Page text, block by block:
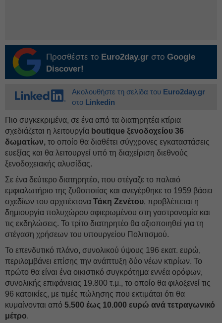
Προσθέστε το Euro2day.gr στο Google
Discover!
Ακολουθήστε τη σελίδα του Euro2day.gr
στο Linkedin
Πιο συγκεκριμένα, σε ένα από τα διατηρητέα κτίρια
σχεδιάζεται η λειτουργία boutique ξενοδοχείου 36
δωματίων, το οποίο θα διαθέτει σύγχρονες εγκαταστάσεις
ευεξίας και θα λειτουργεί υπό τη διαχείριση διεθνούς
ξενοδοχειακής αλυσίδας.
Σε ένα δεύτερο διατηρητέο, που στέγαζε το παλαιό
εμφιαλωτήριο της ζυθοποιίας και ανεγέρθηκε το 1959 βάσει
σχεδίων του αρχιτέκτονα Τάκη Ζενέτου, προβλέπεται η
δημιουργία πολυχώρου αφιερωμένου στη γαστρονομία και
τις εκδηλώσεις. Το τρίτο διατηρητέο θα αξιοποιηθεί για τη
στέγαση χρήσεων του υπουργείου Πολιτισμού.
Το επενδυτικό πλάνο, συνολικού ύψους 196 εκατ. ευρώ,
περιλαμβάνει επίσης την ανάπτυξη δύο νέων κτιρίων. Το
πρώτο θα είναι ένα οικιστικό συγκρότημα εννέα ορόφων,
συνολικής επιφάνειας 19.800 τ.μ., το οποίο θα φιλοξενεί τις
96 κατοικίες, με τιμές πώλησης που εκτιμάται ότι θα
κυμαίνονται από 5.500 έως 10.000 ευρώ ανά τετραγωνικό
μέτρο.